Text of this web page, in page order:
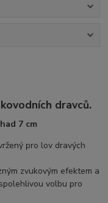
dravců.
pro lov dravých
zvukovým efektem a
volbu pro